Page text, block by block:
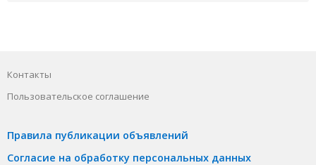
Контакты
Пользовательское соглашение
Правила публикации объявлений
Согласие на обработку персональных данных